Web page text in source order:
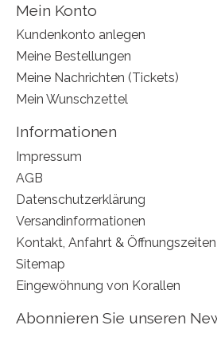
Mein Konto
Kundenkonto anlegen
Meine Bestellungen
Meine Nachrichten (Tickets)
Mein Wunschzettel
Informationen
Impressum
AGB
Datenschutzerklärung
Versandinformationen
Kontakt, Anfahrt & Öffnungszeiten
Sitemap
Eingewöhnung von Korallen
Abonnieren Sie unseren